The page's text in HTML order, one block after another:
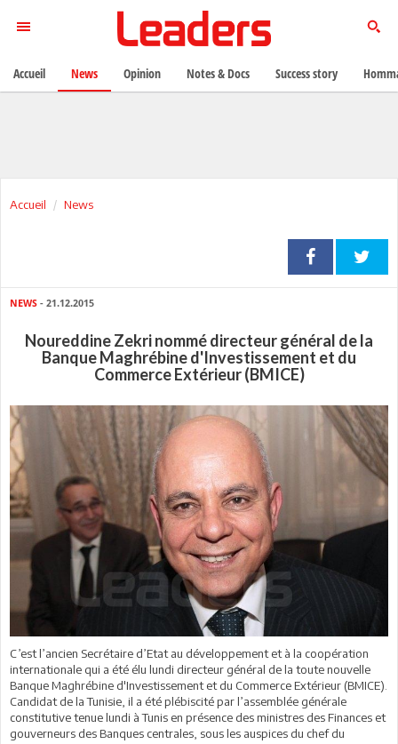
Accueil News
NEWS - 21.12.2015
Noureddine Zekri nommé directeur général de la
Banque Maghrébine d'Investissement et du
Commerce Extérieur (BMICE)
C’est l’ancien Secrétaire d’Etat au développement et à la coopération
internationale qui a été élu lundi directeur général de la toute nouvelle
Banque Maghrébine d'Investissement et du Commerce Extérieur (BMICE).
Candidat de la Tunisie, il a été plébiscité par l’assemblée générale
constitutive tenue lundi à Tunis en présence des ministres des Finances et
gouverneurs des Banques centrales, sous les auspices du chef du
Accueil News Opinion Notes & Docs Success story